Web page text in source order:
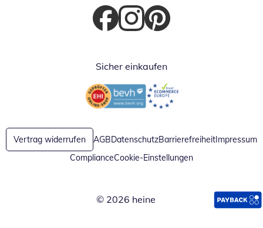
Öffnet in neuem Fenster
Öffnet in neuem Fenster
Öffnet in neuem Fenster
Sicher einkaufen
Öffnet in neuem FensterÖffnet in neuem Fenster
Vertrag widerrufen AGBDatenschutzBarrierefreiheitImpressum
ComplianceCookie-Einstellungen
© 2026 heine